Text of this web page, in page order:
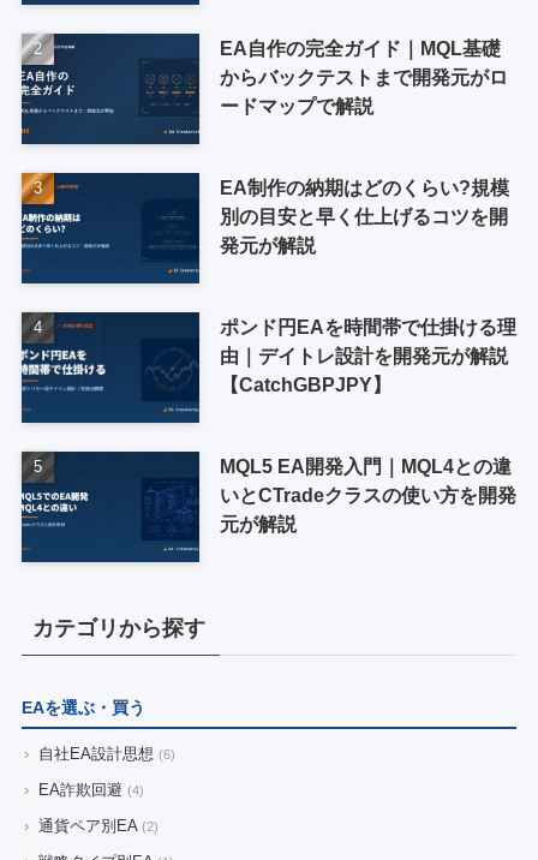
EA自作の完全ガイド｜MQL基礎
からバックテストまで開発元がロ
ードマップで解説
EA制作の納期はどのくらい?規模
別の目安と早く仕上げるコツを開
発元が解説
ポンド円EAを時間帯で仕掛ける理
由｜デイトレ設計を開発元が解説
【CatchGBPJPY】
MQL5 EA開発入門｜MQL4との違
いとCTradeクラスの使い方を開発
元が解説
カテゴリから探す
EAを選ぶ・買う
› 自社EA設計思想 (6)
› EA詐欺回避 (4)
› 通貨ペア別EA (2)